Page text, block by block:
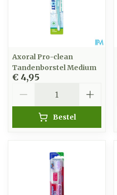
Axoral Pro-clean
Tandenborstel Medium
€ 4,95
Bestel